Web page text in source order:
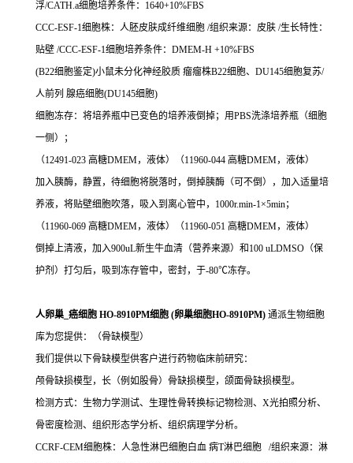
浮/CATH.a细胞培养条件：1640+10%FBS
CCC-ESF-1细胞株：人胚皮肤成纤维细胞 /组织来源：皮肤 /生长特性：
贴壁 /CCC-ESF-1细胞培养条件：DMEM-H +10%FBS
(B22细胞鉴定)小鼠未分化神经胶质 瘤瘤株B22细胞、DU145细胞复苏/
人前列 腺癌细胞(DU145细胞)
细胞冻存：将培养瓶中已变色的培养液倒掉；用PBS洗涤培养瓶（细胞
一侧）；
（12491-023 高糖DMEM，液体）（11960-044 高糖DMEM，液体）
加入胰酶，静置，待细胞将脱落时，倒掉胰酶（可不倒），加入适量培
养液，将贴壁细胞吹落，吸入到离心管中，1000r.min-1×5min；
（11960-069 高糖DMEM，液体）（11960-051 高糖DMEM，液体）
倒掉上清液，加入900uL新生牛血清（营养来源）和100 uLDMSO（保
护剂）打匀后，吸到冻存管中，密封，于-80℃冻存。
人卵巢_癌细胞 HO-8910PM细胞 (卵巢细胞HO-8910PM) 通派生物细胞
库为您提供：（骨缺模型）
我们提供以下骨缺模型供客户进行药物临床前研究：
颅骨缺损模型，长（例如股骨）骨缺损模型，颌面骨缺损模型。
检测方式：生物力学测试、生理性骨转换标记物检测、X光拍照分析、
骨密度检测、组织形态学分析、组织病理学分析。
CCRF-CEM细胞株：人急性淋巴细胞白血 病T淋巴细胞 /组织来源：淋